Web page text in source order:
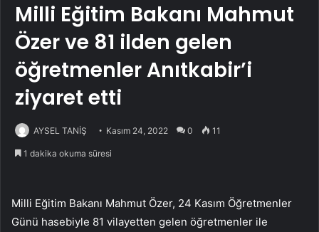
Milli Eğitim Bakanı Mahmut
Özer ve 81 ilden gelen
öğretmenler Anıtkabir’i
ziyaret etti
AYSEL TANİŞ Kasım 24, 2022 0 11
1 dakika okuma süresi
Milli Eğitim Bakanı Mahmut Özer, 24 Kasım Öğretmenler
Günü hasebiyle 81 vilayetten gelen öğretmenler ile